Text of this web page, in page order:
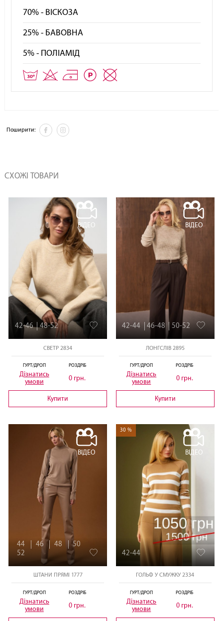
70% - ВІСКОЗА
25% - БАВОВНА
5% - ПОЛІАМІД
Поширити:
СХОЖІ ТОВАРИ
ВІДЕО
42-46 48-52
СВЕТР 2834
ГУРТ/ДРОП
Дізнатись
умови
РОЗДРІБ
0 грн.
Купити
ВІДЕО
42-44 46-48 50-52
ЛОНГСЛІВ 2895
ГУРТ/ДРОП
Дізнатись
умови
РОЗДРІБ
0 грн.
Купити
ВІДЕО
44 46 48
50
52
ШТАНИ ПРЯМІ 1777
ГУРТ/ДРОП
Дізнатись
умови
РОЗДРІБ
0 грн.
30 %
ВІДЕО
42-44
ГОЛЬФ У СМУЖКУ 2334
ГУРТ/ДРОП
Дізнатись
умови
РОЗДРІБ
0 грн.